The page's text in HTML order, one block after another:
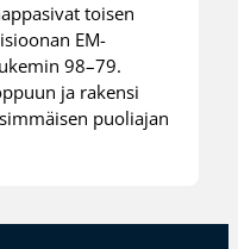
toisen
EM-
98–79.
ja rakensi
puoliajan